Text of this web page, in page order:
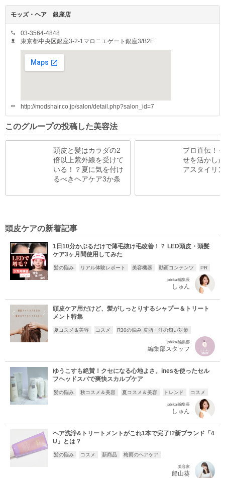
ました。以来、日本を始めヨーロッパとアジアを中心に世界中
にサロンを展開し、パリで制作されるオリジナルスタイルは、
好きな洋服を選ぶ感覚で、お客様に一番ベストなスタイルを提
案することがモッズ・ヘアのプレタポルテ。洗練された技術と
丁寧な接客、他では味わうことのできない「圧倒的なカウンセ
リング力」で、すべてのお客様に新しい感動をお届けします。
の女性stylist 5名と女美会がタッグを組み、「最新トレンド」
や「ヘアケアのお悩み解決」に関する情報をみなさまへお届け
します。
モッズ・ヘア 銀座店
 03-3564-4848
 東京都中央区銀座3-2-1マロニエゲート銀座3/B2F
 http://modshair.co.jp/salon/detail.php?salon_id=7
このグループの投稿した美容法
頭皮と髪はカラダの2
倍以上紫外線を受けて
いる！？夏に気を付け
るべきヘアケア3か条
プロ直伝！
せを活かし
アスタイリ
頭皮ケアの新着記事
1日10分かぶるだけで薄毛抜け毛改善！？ LED頭皮・頭髪
ケア3ヶ月間使用してみた
髪の悩み リアル体験レポート 美容機器 動画コンテンツ PR
jobikai編集長
しゅん
頭皮ケア用だけど、髪がしっとりするシャプー＆トリート
メント特集
夏コスメ＆美容 コスメ R30の悩み 皮脂・汗の匂い対策
jobikai編集部
編集部スタッフ
ゆうこすも絶賛！クセになる心地よさ。inesを使ったセル
フヘッドスパで爽快スカルプケア
髪の悩み 秋コスメ＆美容 夏コスメ＆美容 トレンド コスメ
jobikai編集長
しゅん
ヘア洗浄&トリートメントがこれ1本で完了!?新ブランド「4
U」とは？
髪の悩み コスメ 新商品 梅雨のヘアケア
美容家
船山葵